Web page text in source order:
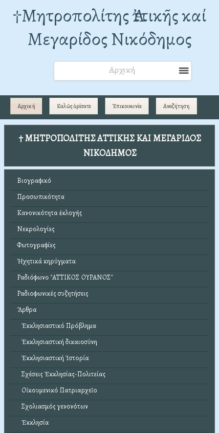
†Mητροπολίτης Ἀττικῆς καί
Μεγαρίδος Νικόδημος
Αρχική
Αρχική Καλῶς ὁρίσατε Ἐπικοινωνία Αναζήτηση
† ΜΗΤΡΟΠΟΛΙΤΗΣ ΑΤΤΙΚΗΣ ΚΑΙ ΜΕΓΑΡΙΔΟΣ
ΝΙΚΟΔΗΜΟΣ
Βιογραφικό
Προσωπικότητα
Κανονικότητα ἐκλογῆς
Νεκρολογίες
Φωτογραφίες
Ἠχητικά κηρύγματα
Ραδιόφωνο "ΑΤΤΙΚΟΣ ΟΥΡΑΝΟΣ"
Ραδιοφωνικές συζητήσεις
Ἄρθρα
Ἐκκλησιαστικό Πρόβλημα
Ἐκκλησιαστική δικαιοσύνη
Ἐκκλησιαστική Ἱστορία
Σχέσεις Ἐκκλησίας-Πολιτείας
Οἰκουμενικό Πατριαρχεῖο
Σχολιασμός γενονότων
Ἐκκλησία